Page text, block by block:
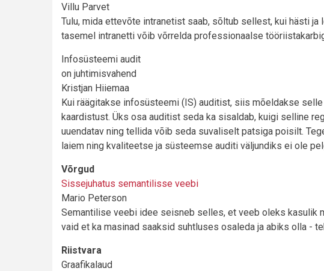
Villu Parvet
Tulu, mida ettevõte intranetist saab, sõltub sellest, kui hästi
tasemel intranetti võib võrrelda professionaalse
Infosüsteemi audit
on juhtimisvahend
Kristjan Hiiemaa
Kui räägitakse infosüsteemi (IS) auditist, siis mõeldakse
kaardistust. Üks osa auditist seda ka sisaldab, kuigi selline
uuendatav ning tellida võib seda suvaliselt patsiga poisilt.
laiem ning kvaliteetse ja süsteemse auditi väljundiks ei ole
Võrgud
Sissejuhatus semantilisse veebi
Mario Peterson
Semantilise veebi idee seisneb selles, et veeb oleks kasulik
vaid et ka masinad saaksid suhtluses osaleda ja abiks olla -
Riistvara
Graafikalaud